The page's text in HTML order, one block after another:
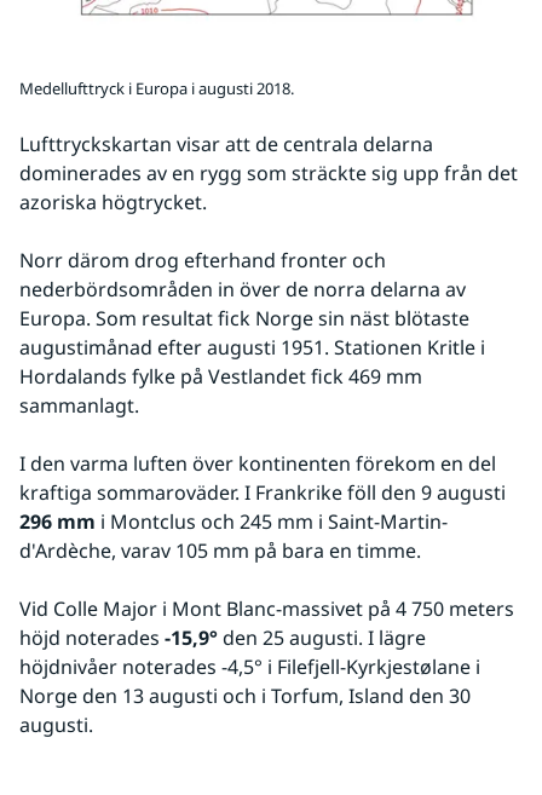
Medellufttryck i Europa i augusti 2018.
Lufttryckskartan visar att de centrala delarna
dominerades av en rygg som sträckte sig upp från det
azoriska högtrycket.
Norr därom drog efterhand fronter och
nederbördsområden in över de norra delarna av
Europa. Som resultat fick Norge sin näst blötaste
augustimånad efter augusti 1951. Stationen Kritle i
Hordalands fylke på Vestlandet fick 469 mm
sammanlagt.
I den varma luften över kontinenten förekom en del
296 mm i Montclus och 245 mm i Saint-Martin-
d'Ardèche, varav 105 mm på bara en timme.
Vid Colle Major i Mont Blanc-massivet på 4 750 meters
höjd noterades -15,9° den 25 augusti. I lägre
höjdnivåer noterades -4,5° i Filefjell-Kyrkjestølane i
Norge den 13 augusti och i Torfum, Island den 30
augusti.